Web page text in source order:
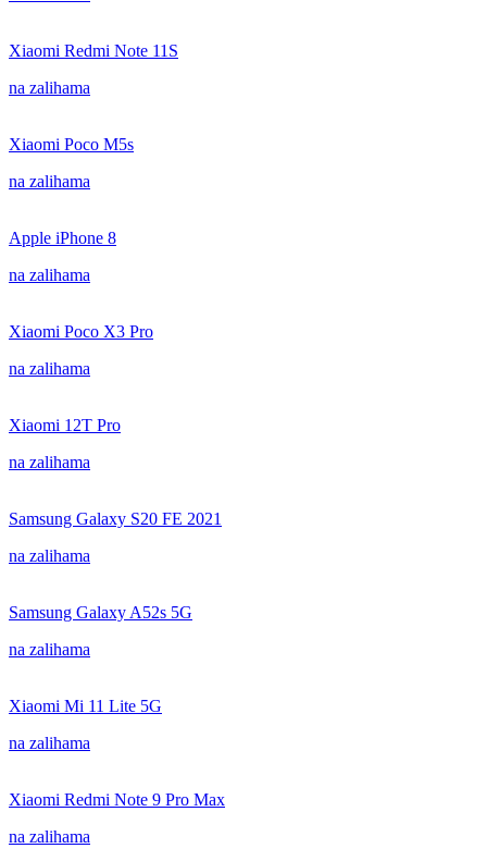
Xiaomi Redmi Note 11S
na zalihama
Xiaomi Poco M5s
na zalihama
Apple iPhone 8
na zalihama
Xiaomi Poco X3 Pro
na zalihama
Xiaomi 12T Pro
na zalihama
Samsung Galaxy S20 FE 2021
na zalihama
Samsung Galaxy A52s 5G
na zalihama
Xiaomi Mi 11 Lite 5G
na zalihama
Xiaomi Redmi Note 9 Pro Max
na zalihama